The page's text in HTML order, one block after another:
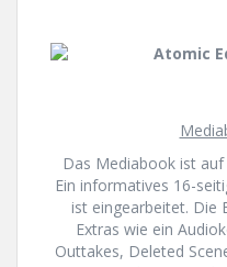
Das Mediabook ist auf
Ein informatives 16-
ist eingearbeitet. Die
Extras wie ein
Outtakes, Deleted